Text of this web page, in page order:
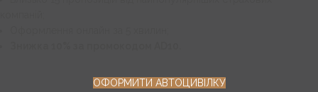
ОФОРМИТИ АВТОЦИВІЛКУ